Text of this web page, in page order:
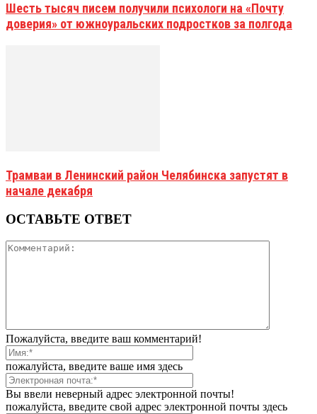
Шесть тысяч писем получили психологи на «Почту
доверия» от южноуральских подростков за полгода
Трамваи в Ленинский район Челябинска запустят в
начале декабря
ОСТАВЬТЕ ОТВЕТ
Пожалуйста, введите ваш комментарий!
пожалуйста, введите ваше имя здесь
Вы ввели неверный адрес электронной почты!
пожалуйста, введите свой адрес электронной почты здесь